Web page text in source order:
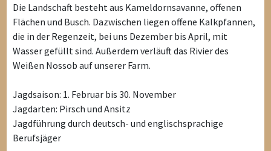
Die Landschaft besteht aus Kameldornsavanne, offenen
Flächen und Busch. Dazwischen liegen offene Kalkpfannen,
die in der Regenzeit, bei uns Dezember bis April, mit
Wasser gefüllt sind. Außerdem verläuft das Rivier des
Weißen Nossob auf unserer Farm.
Jagdsaison: 1. Februar bis 30. November
Jagdarten: Pirsch und Ansitz
Jagdführung durch deutsch- und englischsprachige
Berufsjäger